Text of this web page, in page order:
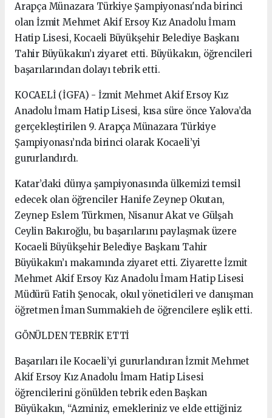
Arapça Münazara Türkiye Şampiyonası'nda birinci
olan İzmit Mehmet Akif Ersoy Kız Anadolu İmam
Hatip Lisesi, Kocaeli Büyükşehir Belediye Başkanı
Tahir Büyükakın’ı ziyaret etti. Büyükakın, öğrencileri
başarılarından dolayı tebrik etti.
KOCAELİ (İGFA) - İzmit Mehmet Akif Ersoy Kız
Anadolu İmam Hatip Lisesi, kısa süre önce Yalova’da
gerçekleştirilen 9. Arapça Münazara Türkiye
Şampiyonası’nda birinci olarak Kocaeli’yi
gururlandırdı.
Katar’daki dünya şampiyonasında ülkemizi temsil
edecek olan öğrenciler Hanife Zeynep Okutan,
Zeynep Eslem Türkmen, Nisanur Akat ve Gülşah
Ceylin Bakıroğlu, bu başarılarını paylaşmak üzere
Kocaeli Büyükşehir Belediye Başkanı Tahir
Büyükakın’ı makamında ziyaret etti. Ziyarette İzmit
Mehmet Akif Ersoy Kız Anadolu İmam Hatip Lisesi
Müdürü Fatih Şenocak, okul yöneticileri ve danışman
öğretmen İman Summakieh de öğrencilere eşlik etti.
GÖNÜLDEN TEBRİK ETTİ
Başarıları ile Kocaeli’yi gururlandıran İzmit Mehmet
Akif Ersoy Kız Anadolu İmam Hatip Lisesi
öğrencilerini gönülden tebrik eden Başkan
Büyükakın, “Azminiz, emekleriniz ve elde ettiğiniz